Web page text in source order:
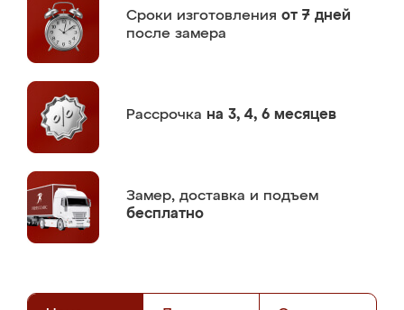
Сроки изготовления от 7 дней
после замера
Рассрочка на 3, 4, 6 месяцев
Замер, доставка и подъем
бесплатно